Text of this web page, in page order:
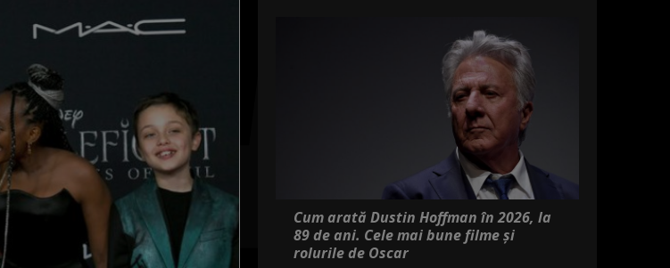
Cum arată Dustin Hoffman în 2026, la
89 de ani. Cele mai bune filme și
rolurile de Oscar